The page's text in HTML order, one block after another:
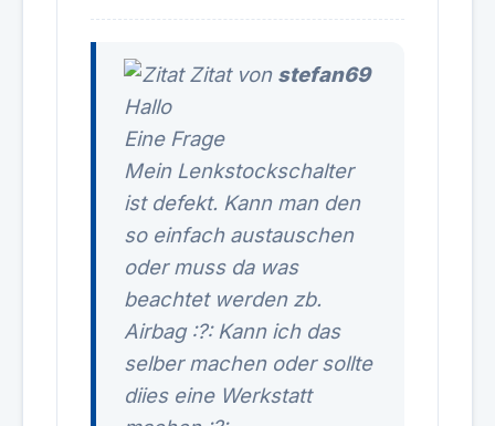
Zitat von stefan69
Hallo
Eine Frage
Mein Lenkstockschalter
ist defekt. Kann man den
so einfach austauschen
oder muss da was
beachtet werden zb.
Airbag :?: Kann ich das
selber machen oder sollte
diies eine Werkstatt